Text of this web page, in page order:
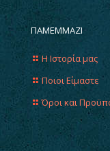
ΠΑΜΕΜΜΑΖΙ
Η Ιστορία μας
Ποιοι Είμαστε
Όροι και